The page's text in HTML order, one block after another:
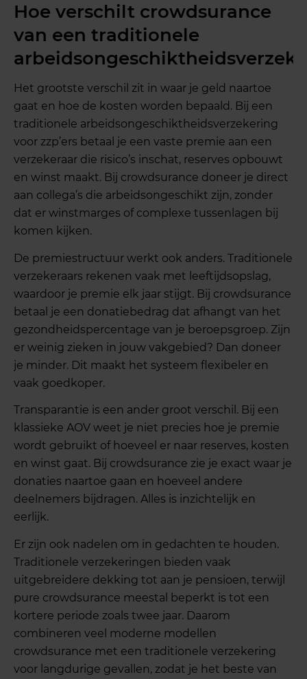
Hoe verschilt crowdsurance
van een traditionele
Het grootste verschil zit in waar je geld naartoe
gaat en hoe de kosten worden bepaald. Bij een
traditionele arbeidsongeschiktheidsverzekering
voor zzp’ers betaal je een vaste premie aan een
verzekeraar die risico’s inschat, reserves opbouwt
en winst maakt. Bij crowdsurance doneer je direct
aan collega’s die arbeidsongeschikt zijn, zonder
dat er winstmarges of complexe tussenlagen bij
komen kijken.
De premiestructuur werkt ook anders. Traditionele
verzekeraars rekenen vaak met leeftijdsopslag,
waardoor je premie elk jaar stijgt. Bij crowdsurance
betaal je een donatiebedrag dat afhangt van het
gezondheidspercentage van je beroepsgroep. Zijn
er weinig zieken in jouw vakgebied? Dan doneer
je minder. Dit maakt het systeem flexibeler en
vaak goedkoper.
Transparantie is een ander groot verschil. Bij een
klassieke AOV weet je niet precies hoe je premie
wordt gebruikt of hoeveel er naar reserves, kosten
en winst gaat. Bij crowdsurance zie je exact waar je
donaties naartoe gaan en hoeveel andere
deelnemers bijdragen. Alles is inzichtelijk en
eerlijk.
Er zijn ook nadelen om in gedachten te houden.
Traditionele verzekeringen bieden vaak
uitgebreidere dekking tot aan je pensioen, terwijl
pure crowdsurance meestal beperkt is tot een
kortere periode zoals twee jaar. Daarom
combineren veel moderne modellen
crowdsurance met een traditionele verzekering
voor langdurige gevallen, zodat je het beste van